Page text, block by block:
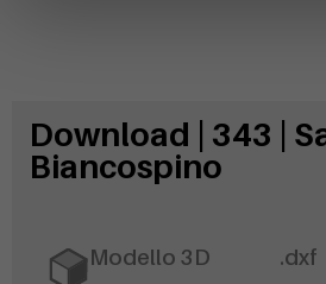
Download | 343 |
Biancospino
Modello 3D .dxf